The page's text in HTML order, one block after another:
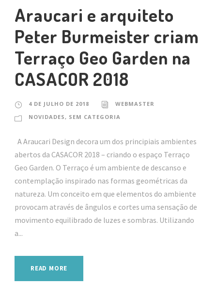
Araucari e arquiteto
Peter Burmeister criam
Terraço Geo Garden na
CASACOR 2018
4 DE JULHO DE 2018
WEBMASTER
NOVIDADES, SEM CATEGORIA
A Araucari Design decora um dos principiais ambientes
abertos da CASACOR 2018 – criando o espaço Terraço
Geo Garden. O Terraço é um ambiente de descanso e
contemplação inspirado nas formas geométricas da
natureza. Um conceito em que elementos do ambiente
provocam através de ângulos e cortes uma sensação de
movimento equilibrado de luzes e sombras. Utilizando
a...
READ MORE